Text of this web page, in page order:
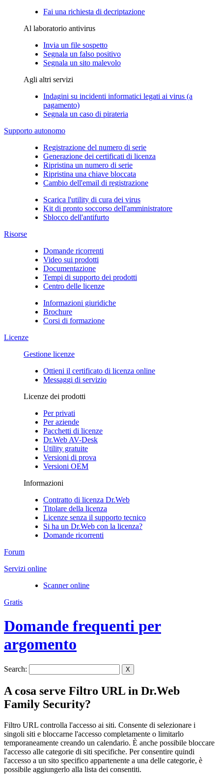
Fai una richiesta di decriptazione
Al laboratorio antivirus
Invia un file sospetto
Segnala un falso positivo
Segnala un sito malevolo
Agli altri servizi
Indagini su incidenti informatici legati ai virus (a
pagamento)
Segnala un caso di pirateria
Supporto autonomo
Registrazione del numero di serie
Generazione dei certificati di licenza
Ripristina un numero di serie
Ripristina una chiave bloccata
Cambio dell'email di registrazione
Scarica l'utility di cura dei virus
Kit di pronto soccorso dell'amministratore
Sblocco dell'antifurto
Risorse
Domande ricorrenti
Video sui prodotti
Documentazione
Tempi di supporto dei prodotti
Centro delle licenze
Informazioni giuridiche
Brochure
Corsi di formazione
Licenze
Gestione licenze
Ottieni il certificato di licenza online
Messaggi di servizio
Licenze dei prodotti
Per privati
Per aziende
Pacchetti di licenze
Dr.Web AV-Desk
Utility gratuite
Versioni di prova
Versioni OEM
Informazioni
Contratto di licenza Dr.Web
Titolare della licenza
Licenze senza il supporto tecnico
Si ha un Dr.Web con la licenza?
Domande ricorrenti
Forum
Servizi online
Scanner online
Gratis
Domande frequenti per
argomento
Search: X
A cosa serve Filtro URL in Dr.Web
Family Security?
Filtro URL controlla l'accesso ai siti. Consente di selezionare i
singoli siti e bloccarne l'accesso completamente o limitarlo
temporaneamente creando un calendario. È anche possibile bloccare
l'accesso alle categorie di siti specifiche. Per consentire quindi
l'accesso a un sito specifico appartenente a una delle categorie, è
possibile aggiungerlo alla lista dei consentiti.